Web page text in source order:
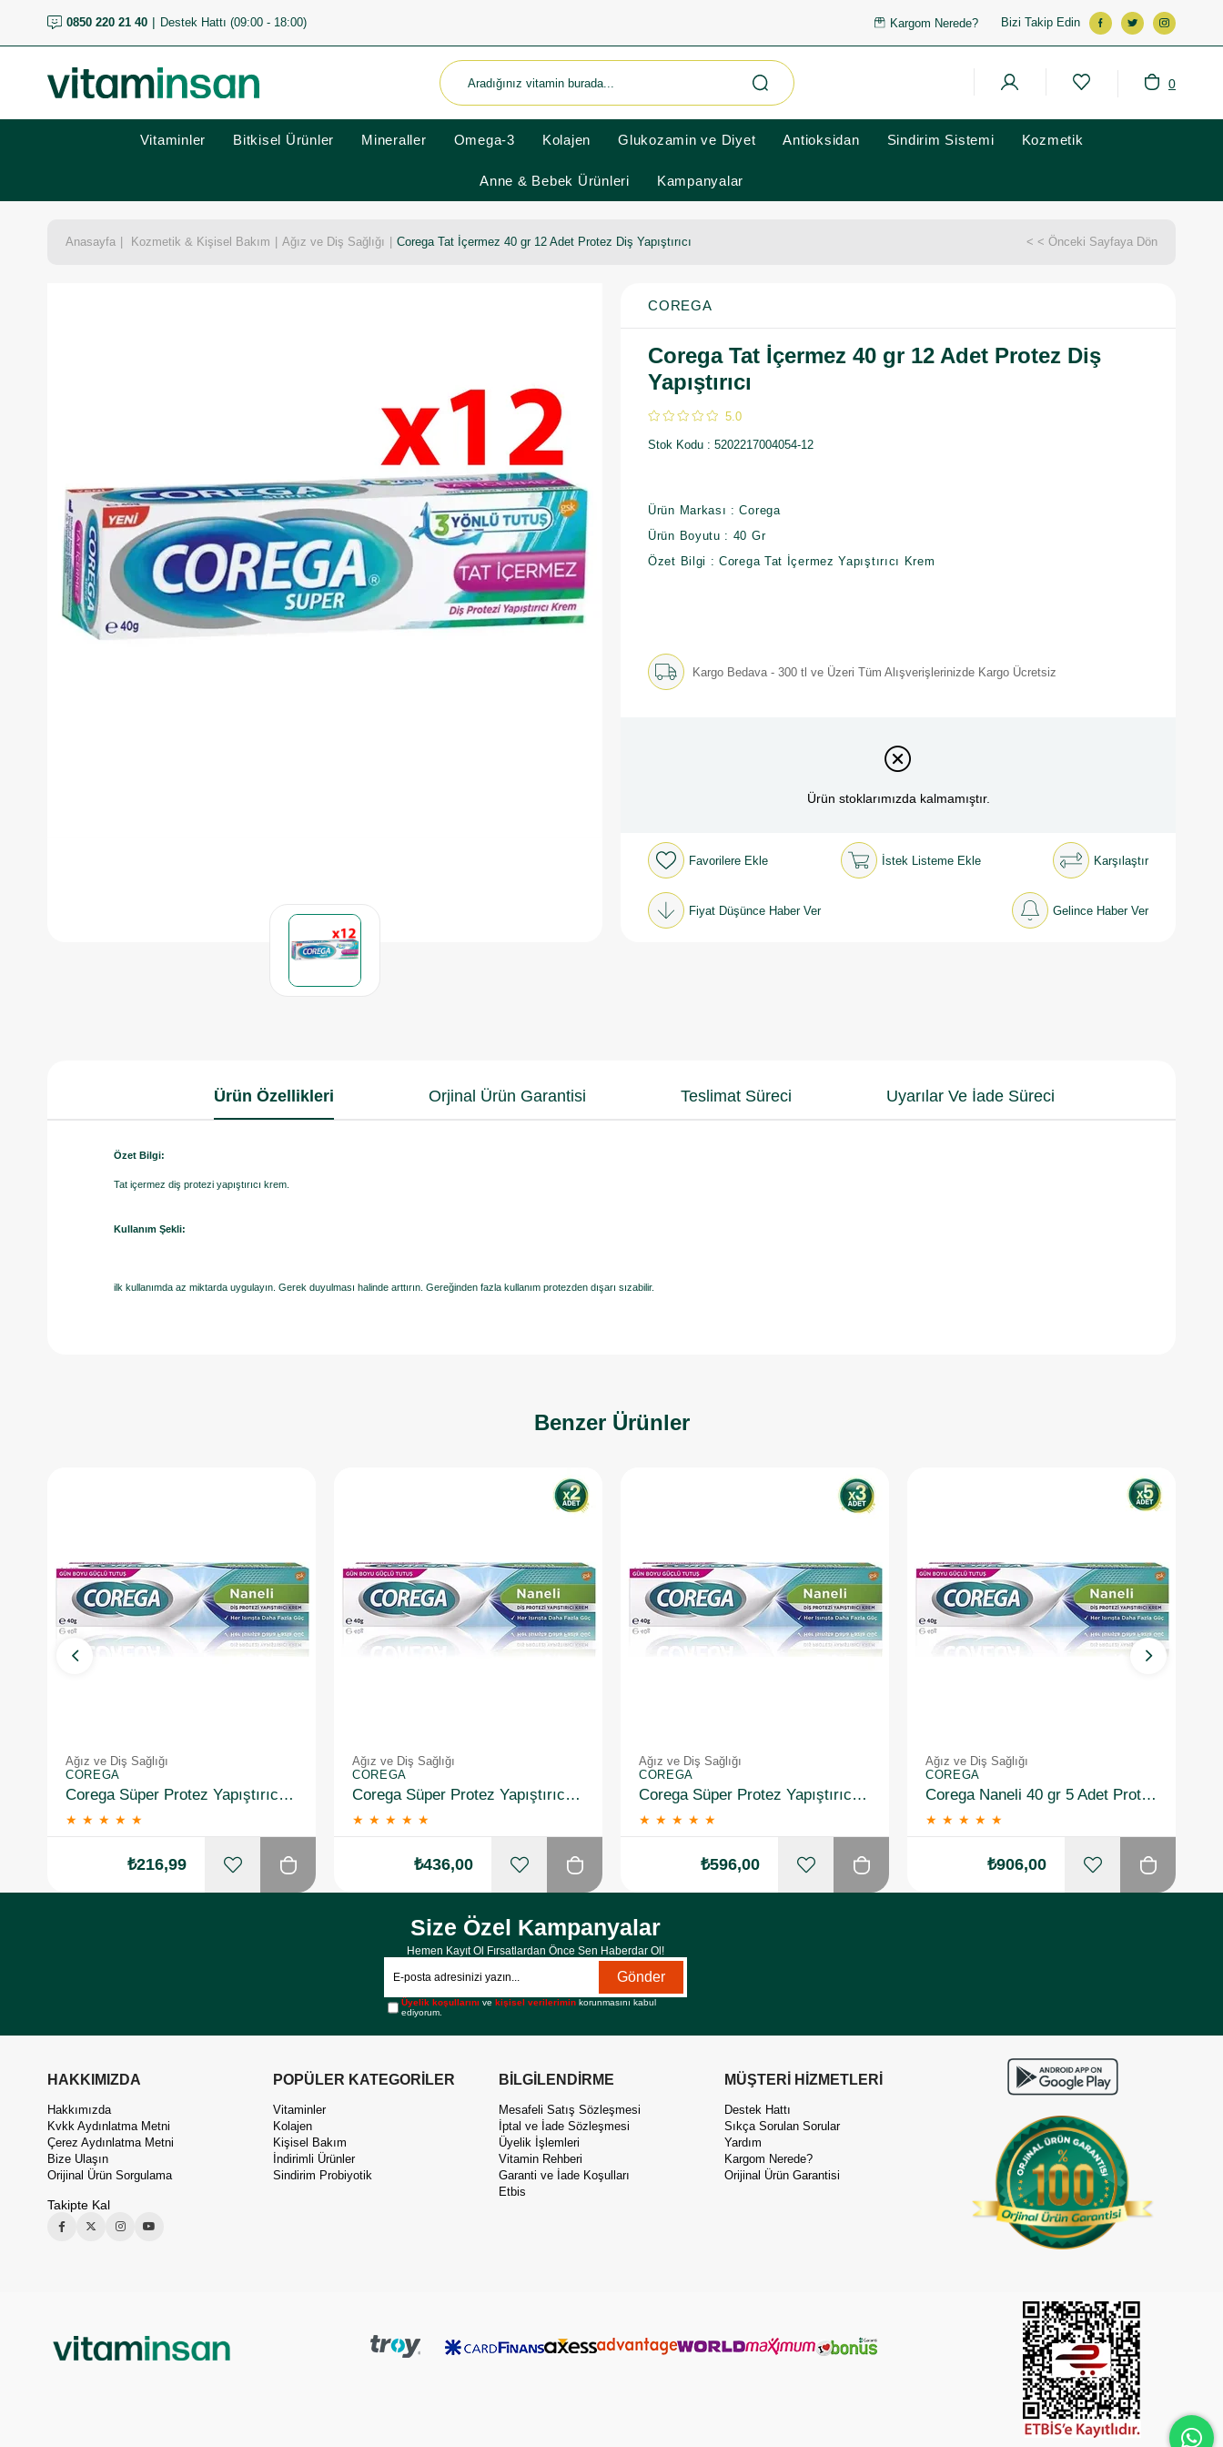
0850 220 21 40 Destek Hattı (09:00 - 18:00) Kargom Nerede? Bizi Takip Edin
0
Vitaminler Bitkisel Ürünler Mineraller Omega-3 Kolajen Glukozamin ve Diyet Antioksidan Sindirim Sistemi Kozmetik
Anne & Bebek Ürünleri Kampanyalar
Anasayfa Kozmetik & Kişisel Bakım Ağız ve Diş Sağlığı Corega Tat İçermez 40 gr 12 Adet Protez Diş Yapıştırıcı < < Önceki Sayfaya Dön
COREGA
Corega Tat İçermez 40 gr 12 Adet Protez Diş
Yapıştırıcı
5.0
Stok Kodu 5202217004054-12
Ürün Markası : Corega
Ürün Boyutu : 40 Gr
Özet Bilgi : Corega Tat İçermez Yapıştırıcı Krem
Kargo Bedava - 300 tl ve Üzeri Tüm Alışverişlerinizde Kargo Ücretsiz
Ürün stoklarımızda kalmamıştır.
Favorilere Ekle İstek Listeme Ekle Karşılaştır
Fiyat Düşünce Haber Ver Gelince Haber Ver
Ürün Özellikleri Orjinal Ürün Garantisi Teslimat Süreci Uyarılar Ve İade Süreci
Özet Bilgi:
Tat içermez diş protezi yapıştırıcı krem.
Kullanım Şekli:
ilk kullanımda az miktarda uygulayın. Gerek duyulması halinde arttırın. Gereğinden fazla kullanım protezden dışarı sızabilir.
Benzer Ürünler
Ağız ve Diş Sağlığı
COREGA
Corega Süper Protez Yapıştırıcı Naneli Krem 40 Gr
★ ★ ★ ★ ★
₺216,99
Ağız ve Diş Sağlığı
COREGA
Corega Süper Protez Yapıştırıcı Naneli Krem 40 Gr 2 Adet
★ ★ ★ ★ ★
₺436,00
Ağız ve Diş Sağlığı
COREGA
Corega Süper Protez Yapıştırıcı Naneli Krem 40 Gr 3 Adet
★ ★ ★ ★ ★
₺596,00
Ağız ve Diş Sağlığı
COREGA
Corega Naneli 40 gr 5 Adet Protez Diş Yapıştırıcı
★ ★ ★ ★ ★
₺906,00
Size Özel Kampanyalar
Hemen Kayıt Ol Fırsatlardan Önce Sen Haberdar Ol!
Gönder
Üyelik koşullarını vekişisel verilerimin korunmasını kabul
ediyorum.
HAKKIMIZDA
Hakkımızda
Kvkk Aydınlatma Metni
Çerez Aydınlatma Metni
Bize Ulaşın
Orijinal Ürün Sorgulama
Takipte Kal
POPÜLER KATEGORİLER
Vitaminler
Kolajen
Kişisel Bakım
İndirimli Ürünler
Sindirim Probiyotik
BİLGİLENDİRME
Mesafeli Satış Sözleşmesi
İptal ve İade Sözleşmesi
Üyelik İşlemleri
Vitamin Rehberi
Garanti ve İade Koşulları
Etbis
MÜŞTERİ HİZMETLERİ
Destek Hattı
Sıkça Sorulan Sorular
Yardım
Kargom Nerede?
Orijinal Ürün Garantisi